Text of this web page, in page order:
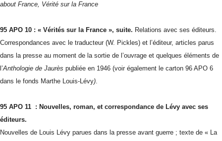
about France, Vérité sur la France
95 APO 10 : « Vérités sur la France », suite. Relations avec ses éditeurs.
Correspondances avec le traducteur (W. Pickles) et l’éditeur, articles parus
dans la presse au moment de la sortie de l’ouvrage et quelques éléments de
l’Anthologie de Jaurès publiée en 1946 (voir également le carton 96 APO 6
dans le fonds Marthe Louis-Lévy).
95 APO 11 : Nouvelles, roman, et correspondance de Lévy avec ses
éditeurs.
Nouvelles de Louis Lévy parues dans la presse avant guerre ; texte de « La